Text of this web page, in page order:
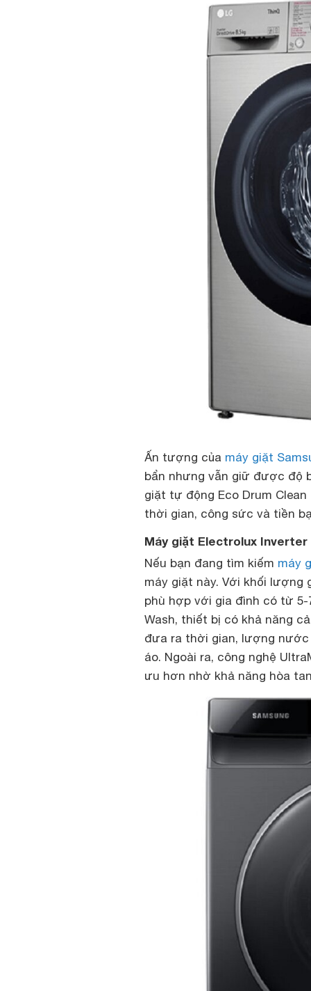
Ấn tượng của máy giặt
bẩn nhưng vẫn giữ được độ
giặt tự động Eco Drum
thời gian, công sức và tiền
Máy giặt Electrolux Inverter
Nếu bạn đang tìm kiếm máy
máy giặt này. Với khối lượng
phù hợp với gia đình có từ
Wash, thiết bị có khả năng
đưa ra thời gian, lượng
áo. Ngoài ra, công nghệ
ưu hơn nhờ khả năng hòa